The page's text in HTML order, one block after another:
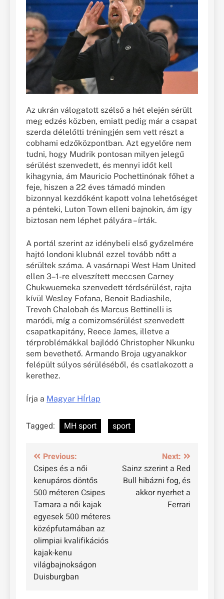
Az ukrán válogatott szélső a hét elején sérült
meg edzés közben, emiatt pedig már a csapat
szerda délelőtti tréningjén sem vett részt a
cobhami edzőközpontban. Azt egyelőre nem
tudni, hogy Mudrik pontosan milyen jelegű
sérülést szenvedett, és mennyi időt kell
kihagynia, ám Mauricio Pochettinónak főhet a
feje, hiszen a 22 éves támadó minden
bizonnyal kezdőként kapott volna lehetőséget
a pénteki, Luton Town elleni bajnokin, ám így
biztosan nem léphet pályára – írták.
A portál szerint az idénybeli első győzelmére
hajtó londoni klubnál ezzel tovább nőtt a
sérültek száma. A vasárnapi West Ham United
ellen 3–1-re elveszített meccsen Carney
Chukwuemeka szenvedett térdsérülést, rajta
kívül Wesley Fofana, Benoit Badiashile,
Trevoh Chalobah és Marcus Bettinelli is
maródi, míg a comizomsérülést szenvedett
csapatkapitány, Reece James, illetve a
térproblémákkal bajlódó Christopher Nkunku
sem bevethető. Armando Broja ugyanakkor
felépült súlyos sérüléséből, és csatlakozott a
kerethez.
Írja a Magyar HÍrlap
Tagged: MH sport sport
Bejegyzés
navigáció
Previous:
Csipes és a női
kenupáros döntős
500 méteren Csipes
Tamara a női kajak
egyesek 500 méteres
középfutamában az
olimpiai kvalifikációs
kajak-kenu
világbajnokságon
Duisburgban
Next:
Sainz szerint a Red
Bull hibázni fog, és
akkor nyerhet a
Ferrari